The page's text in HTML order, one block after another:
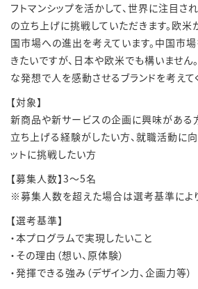
フトマンシップを活かして、世界に注目さ
の立ち上げに挑戦していただきます。欧米
国市場への進出を考えています。中国市
きたいですが、日本や欧米でも構いません
な発想で人を感動させるブランドを考えて
【対象】
新商品や新サービスの企画に興味がある
立ち上げる経験がしたい方、就職活動に
ットに挑戦したい方
【募集人数】3～5名
※募集人数を超えた場合は選考基準によ
【選考基準】
・本プログラムで実現したいこと
・その理由（想い、原体験）
・発揮できる強み（デザイン力、企画力等）